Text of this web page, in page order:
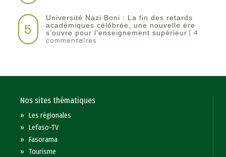
5
Université Nazi Boni : La fin des retards
académiques célébrée, une nouvelle ère
s’ouvre pour l’enseignement supérieur | 4
commentaires
Nos sites thématiques
»Les régionales
»Lefaso-TV
»Fasorama
»Tourisme